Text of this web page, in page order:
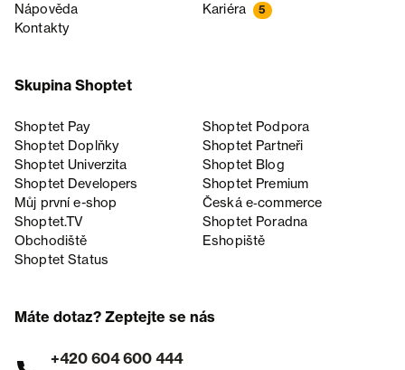
Nápověda
Kariéra 5
Kontakty
Skupina Shoptet
Shoptet Pay
Shoptet Podpora
Shoptet Doplňky
Shoptet Partneři
Shoptet Univerzita
Shoptet Blog
Shoptet Developers
Shoptet Premium
Můj první e-shop
Česká e‑commerce
Shoptet.TV
Shoptet Poradna
Obchodiště
Eshopiště
Shoptet Status
Máte dotaz? Zeptejte se nás
+420 604 600 444